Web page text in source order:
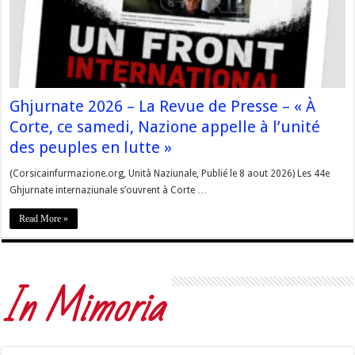
Ghjurnate 2026 – La Revue de Presse – « À
Corte, ce samedi, Nazione appelle à l’unité
des peuples en lutte »
(Corsicainfurmazione.org, Unità Naziunale, Publié le 8 aout 2026) Les 44e
Ghjurnate internaziunale s’ouvrent à Corte …
Read More »
In Mimoria